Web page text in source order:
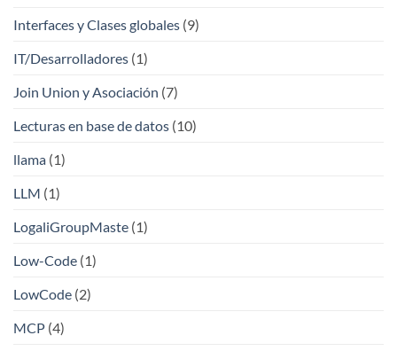
Interfaces y Clases globales (9)
IT/Desarrolladores (1)
Join Union y Asociación (7)
Lecturas en base de datos (10)
llama (1)
LLM (1)
LogaliGroupMaste (1)
Low-Code (1)
LowCode (2)
MCP (4)